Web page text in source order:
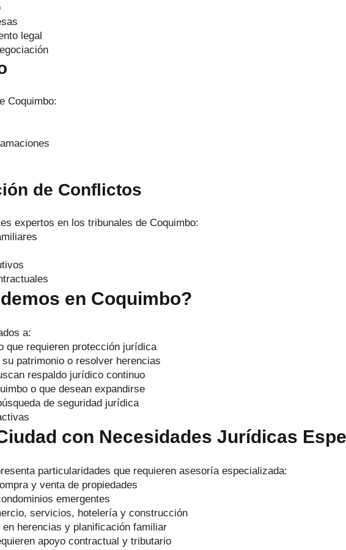
legal
Coquimbo:
de Conflictos
expertos en los tribunales de Coquimbo:
en Coquimbo?
a:
que requieren protección jurídica
patrimonio o resolver herencias
respaldo jurídico continuo
o que desean expandirse
de seguridad jurídica
con Necesidades Jurídicas
particularidades que requieren asesoría especializada:
y venta de propiedades
emergentes
servicios, hotelería y construcción
herencias y planificación familiar
apoyo contractual y tributario